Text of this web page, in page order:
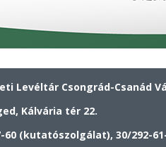
Levéltár Csongrád-Csanád
Kálvária tér 22.
60 (kutatószolgálat), 30/292-